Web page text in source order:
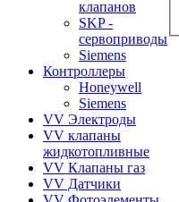
клапанов
SKP -
сервоприводы
Siemens
Контроллеры
Honeywell
Siemens
VV Электроды
VV клапаны
жидкотопливные
VV Клапаны газ
VV Датчики